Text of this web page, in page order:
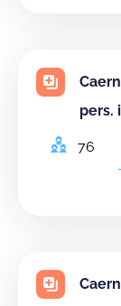
pers.
76